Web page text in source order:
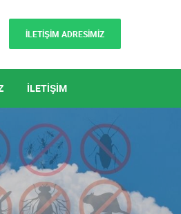
İLETİŞİM ADRESİMİZ
İLETİŞİM